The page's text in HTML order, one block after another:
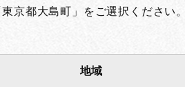
京都大島町」をご選択ください
地域